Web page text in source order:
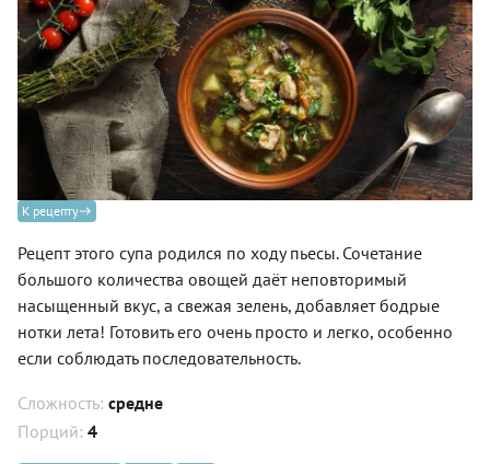
К рецепту
Рецепт этого супа родился по ходу пьесы. Сочетание
большого количества овощей даёт неповторимый
насыщенный вкус, а свежая зелень, добавляет бодрые
нотки лета! Готовить его очень просто и легко, особенно
если соблюдать последовательность.
Сложность: средне
Порций: 4